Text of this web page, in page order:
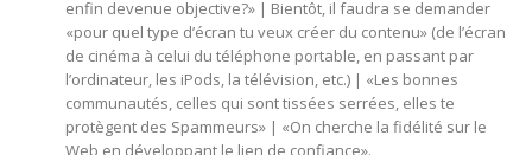
enfin devenue objective?» | Bientôt, il faudra se demander
«pour quel type d’écran tu veux créer du contenu» (de l’écran
de cinéma à celui du téléphone portable, en passant par
l’ordinateur, les iPods, la télévision, etc.) | «Les bonnes
communautés, celles qui sont tissées serrées, elles te
protègent des Spammeurs» | «On cherche la fidélité sur le
Web en développant le lien de confiance».